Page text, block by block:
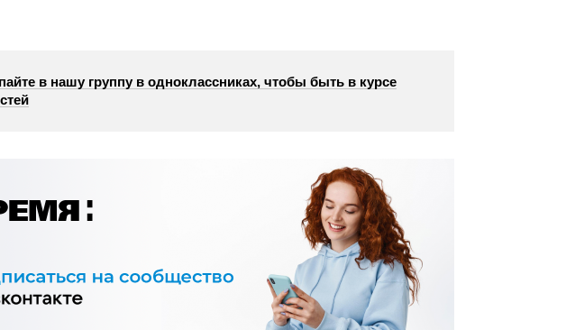
в нашу группу в одноклассниках, чтобы быть в курсе